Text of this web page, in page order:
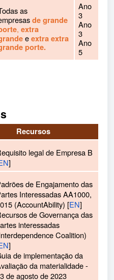
as
de grande
, extra
eextra extra
porte.
Ano
3
Ano
3
Ano
5
Recursos
legal de Empresa B
]
de Engajamento das
Interessadas AA1000,
(AccountAbility) [EN]
de Governança das
interessadas
Coalition)
]
de implementação da
da materialidade -
de agosto de 2023